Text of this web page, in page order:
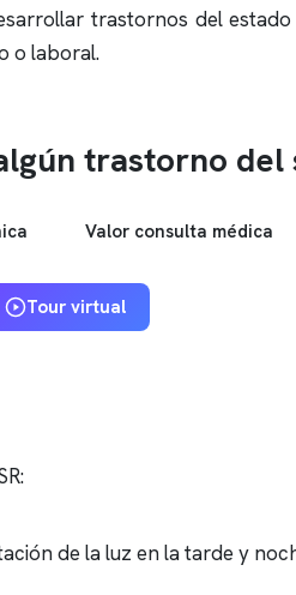
trastornos del
o laboral.
trastorno del
Valor consulta médica
Tour virtual
de la luz en la tarde y